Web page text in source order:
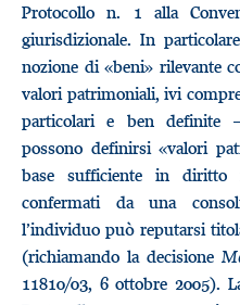
Protocollo n. 1 alla
giurisdizionale. In
nozione di «beni» rilevante
valori patrimoniali, ivi
particolari e ben definite
possono definirsi «valori
base sufficiente in diritto
confermati da una
l’individuo può reputarsi
(richiamando la decisione
11810/03, 6 ottobre 2005).